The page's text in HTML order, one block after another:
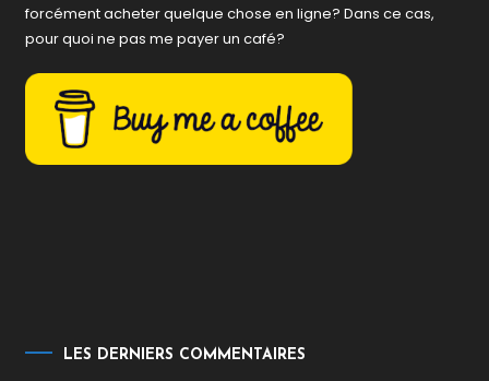
forcément acheter quelque chose en ligne? Dans ce cas,
pour quoi ne pas me payer un café?
LES DERNIERS COMMENTAIRES